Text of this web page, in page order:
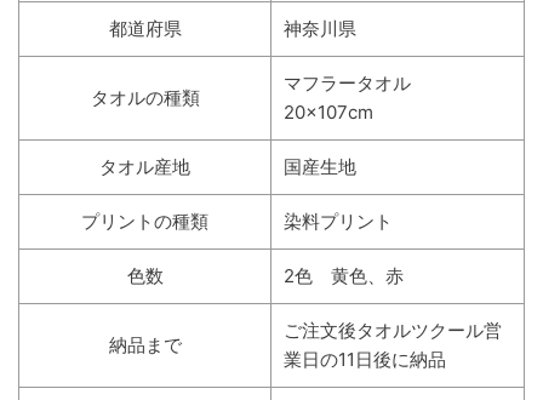
都道府県 神奈川県
タオルの種類
マフラータオル
20×107cm
タオル産地 国産生地
プリントの種類 染料プリント
色数 2色 黄色、赤
納品まで
ご注文後タオルツクール営
業日の11日後に納品